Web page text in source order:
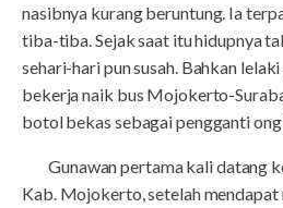
nasibnya kurang beruntung. Ia
tiba-tiba. Sejak saat itu hidupnya
sehari-hari pun susah. Bahkan
bekerja naik bus Mojokerto-
botol bekas sebagai pengganti
Gunawan pertama kali datang
Kab. Mojokerto, setelah mendapat